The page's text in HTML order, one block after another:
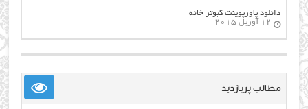
دانلود پاورپوینت کبوتر خانه
12 آوریل 2015
مطالب پربازدید